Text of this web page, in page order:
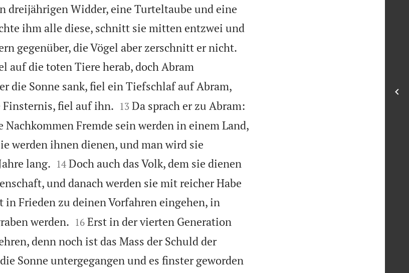
dreijährigen Widder, eine Turteltaube und eine
ihm alle diese, schnitt sie mitten entzwei und
gegenüber, die Vögel aber zerschnitt er nicht.
auf die toten Tiere herab, doch Abram
die Sonne sank, fiel ein Tiefschlaf auf Abram,
Finsternis, fiel auf ihn.
13 Da sprach er zu Abram:
Nachkommen Fremde sein werden in einem Land,
werden ihnen dienen, und man wird sie
lang.
14 Doch auch das Volk, dem sie dienen
und danach werden sie mit reicher Habe
in Frieden zu deinen Vorfahren eingehen, in
werden.
16 Erst in der vierten Generation
denn noch ist das Mass der Schuld der
Sonne untergegangen und es finster geworden